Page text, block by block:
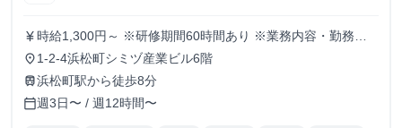
currency_yen 時給1,300円～ ※研修期間60時間あり ※業務内容・勤務状
況により決定
place 1-2-4浜松町シミヅ産業ビル6階
train浜松町駅から徒歩8分
calendar_today週3日〜 / 週12時間〜